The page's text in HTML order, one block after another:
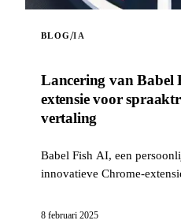
BLOG/IA
Lancering van Babel
extensie voor
vertaling
Babel Fish AI, een
innovatieve Chrome-
tegelijkertijd een
8 februari 2025